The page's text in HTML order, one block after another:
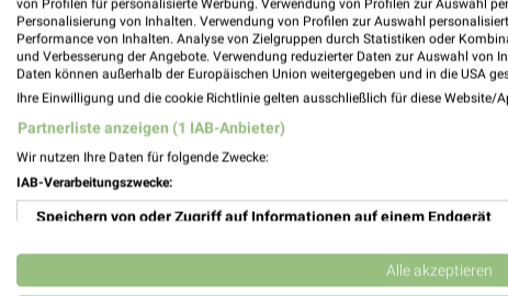
Angebote ab 08.08.
Gültig bis Fr. 21.08.
von Profilen für personalisierte Werbung. Verwendung von Profilen zur Auswahl
Personalisierung von Inhalten. Verwendung von Profilen zur Auswahl
Performance von Inhalten. Analyse von Zielgruppen durch Statistiken oder
und Verbesserung der Angebote. Verwendung reduzierter Daten zur Auswahl von
Daten können außerhalb der Europäischen Union weitergegeben und in die USA
Ihre Einwilligung und die cookie Richtlinie gelten ausschließlich für diese Website/
Partnerliste anzeigen (1 IAB-Anbieter)
Wir nutzen Ihre Daten für folgende Zwecke:
IAB-Verarbeitungszwecke:
Speichern von oder Zugriff auf Informationen auf einem Endgerät
Verwendung reduzierter Daten zur Auswahl von Werbeanzeigen
Alle akzeptieren